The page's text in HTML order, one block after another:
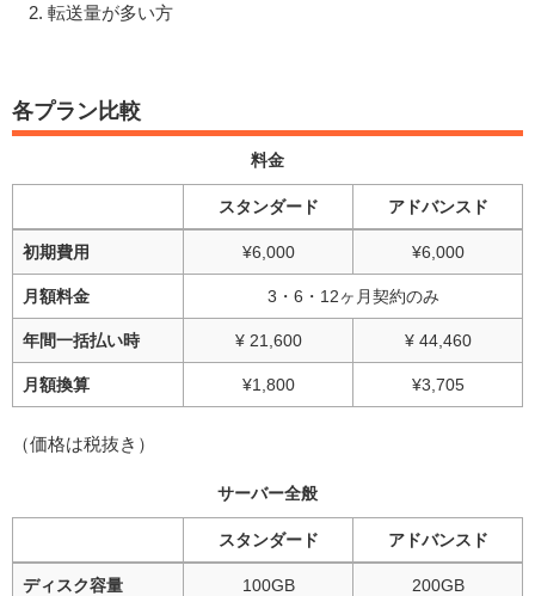
転送量が多い方
各プラン比較
料金
スタンダード アドバンスド
初期費用 ¥6,000 ¥6,000
月額料金 3・6・12ヶ月契約のみ
年間一括払い時 ¥ 21,600 ¥ 44,460
月額換算 ¥1,800 ¥3,705
（価格は税抜き）
サーバー全般
スタンダード アドバンスド
ディスク容量 100GB 200GB